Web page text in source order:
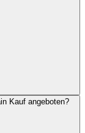
Kauf angeboten?